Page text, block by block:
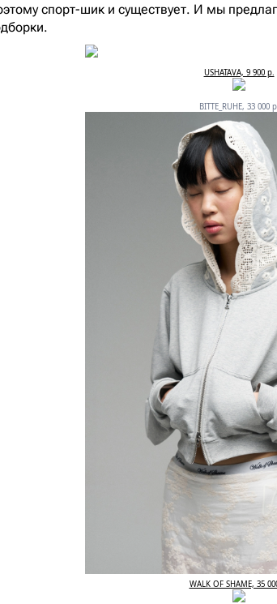
спорт-шик и существует. И мы
USHATAVA, 9 900 р.
BITTE_RUHE, 33 000
WALK OF SHAME, 35